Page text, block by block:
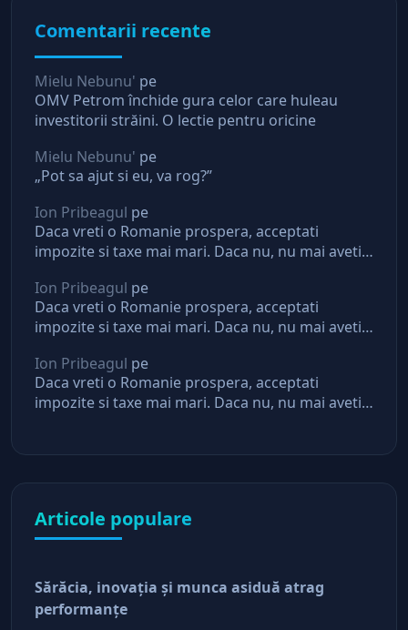
Comentarii recente
Mielu Nebunu' pe
OMV Petrom închide gura celor care huleau
investitorii străini. O lectie pentru oricine
Mielu Nebunu' pe
„Pot sa ajut si eu, va rog?”
Ion Pribeagul pe
Daca vreti o Romanie prospera, acceptati
impozite si taxe mai mari. Daca nu, nu mai aveti
Ion Pribeagul pe
Daca vreti o Romanie prospera, acceptati
impozite si taxe mai mari. Daca nu, nu mai aveti
Ion Pribeagul pe
Daca vreti o Romanie prospera, acceptati
impozite si taxe mai mari. Daca nu, nu mai aveti
Articole populare
Sărăcia, inovaţia şi munca asiduă atrag
performanţe